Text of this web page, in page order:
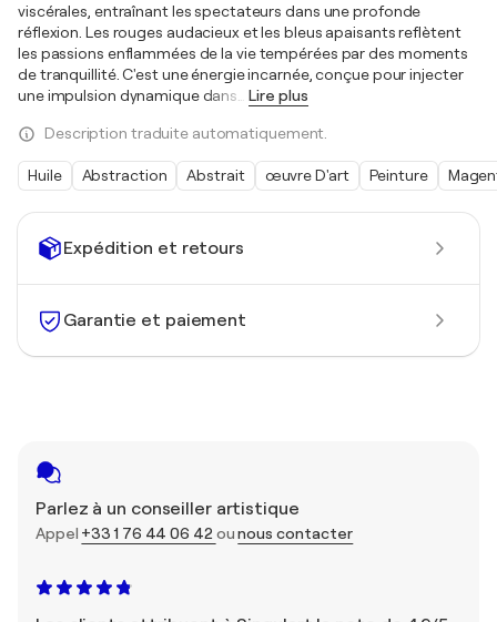
Expédition et retours
Garantie et paiement
Parlez à un conseiller artistique
Appel +33 1 76 44 06 42ounous contacter
viscérales, entraînant les spectateurs dans une profonde
réflexion. Les rouges audacieux et les bleus apaisants reflètent
les passions enflammées de la vie tempérées par des moments
de tranquillité. C'est une énergie incarnée, conçue pour injecter
une impulsion dynamique dans… Lire plus
Description traduite automatiquement.
Huile Abstraction Abstrait œuvre D'art Peinture